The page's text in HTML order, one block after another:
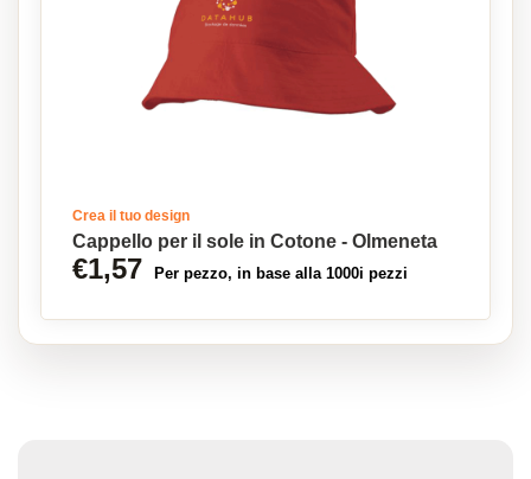
Crea il tuo design
Cappello per il sole in Cotone - Olmeneta
€1,57 Per pezzo, in base alla 1000i pezzi